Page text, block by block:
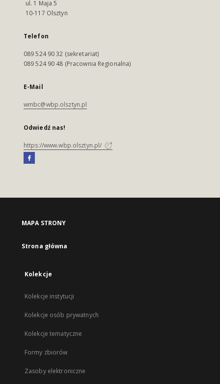
ul. 1 Maja 5
10-117 Olsztyn
Telefon
089 524 90 32 (sekretariat)
089 524 90 48 (Pracownia Regionalna)
E-Mail
wmbc@wbp.olsztyn.pl
Odwiedź nas!
https://www.wbp.olsztyn.pl/
MAPA STRONY
Strona główna
Kolekcje
Kolekcje instytucji
Kolekcje osób prywatnych
Kolekcje tematyczne
Formy zbiorów
Zasoby elektroniczne